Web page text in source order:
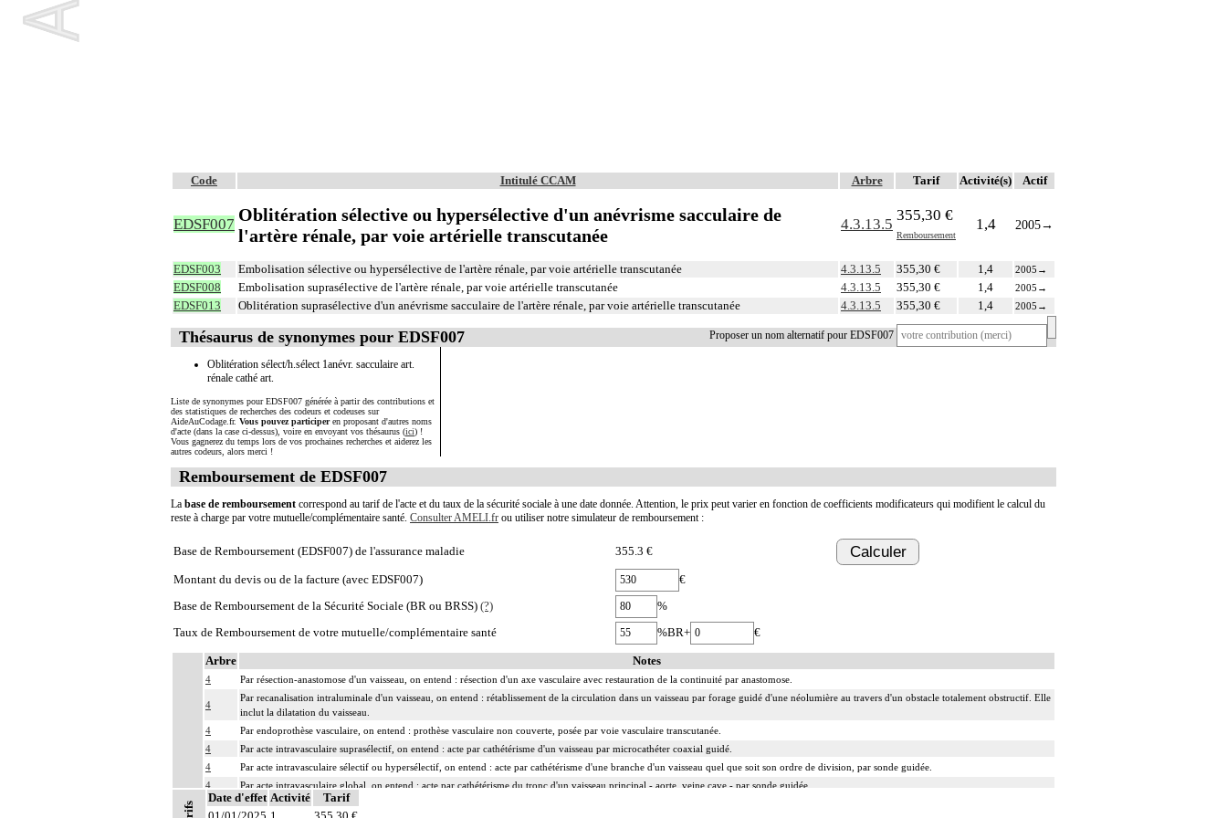
Code Intitulé CCAM Arbre Tarif Activité(s) Actif
EDSF007 Oblitération sélective ou hypersélective d'un anévrisme sacculaire de
l'artère rénale, par voie artérielle transcutanée
4.3.13.5
355,30 €
Remboursement
1,4 2005→
EDSF003 Embolisation sélective ou hypersélective de l'artère rénale, par voie artérielle transcutanée 4.3.13.5 355,30 € 1,4 2005 →
EDSF008 Embolisation suprasélective de l'artère rénale, par voie artérielle transcutanée 4.3.13.5 355,30 € 1,4 2005 →
EDSF013 Oblitération suprasélective d'un anévrisme sacculaire de l'artère rénale, par voie artérielle transcutanée 4.3.13.5 355,30 € 1,4 2005 →
Proposer un nom alternatif pour EDSF007
Thésaurus de synonymes pour EDSF007
Oblitération sélect/h.sélect 1anévr. sacculaire art.
rénale cathé art.
Liste de synonymes pour EDSF007 générée à partir des contributions et
des statistiques de recherches des codeurs et codeuses sur
AideAuCodage.fr. Vous pouvez participeren proposant d'autres noms
d'acte (dans la case ci-dessus), voire en envoyant vos thésaurus (ici) !
Vous gagnerez du temps lors de vos prochaines recherches et aiderez les
autres codeurs, alors merci !
Remboursement de EDSF007
La base de remboursement correspond au tarif de l'acte et du taux de la sécurité sociale à une date donnée. Attention, le prix peut varier en fonction de coefficients modificateurs qui modifient le calcul du
reste à charge par votre mutuelle/complémentaire santé. Consulter AMELI.fr ou utiliser notre simulateur de remboursement :
Base de Remboursement (EDSF007) de l'assurance maladie 355.3 € Calculer
Montant du devis ou de la facture (avec EDSF007)
€
Base de Remboursement de la Sécurité Sociale (BR ou BRSS) (?)
%
Taux de Remboursement de votre mutuelle/complémentaire santé
%BR+ €
Arbre Notes
4 Par résection-anastomose d'un vaisseau, on entend : résection d'un axe vasculaire avec restauration de la continuité par anastomose.
4
Par recanalisation intraluminale d'un vaisseau, on entend : rétablissement de la circulation dans un vaisseau par forage guidé d'une néolumière au travers d'un obstacle totalement obstructif. Elle
inclut la dilatation du vaisseau.
4
Par endoprothèse vasculaire, on entend : prothèse vasculaire non couverte, posée par voie vasculaire transcutanée.
4
Par acte intravasculaire suprasélectif, on entend : acte par cathétérisme d'un vaisseau par microcathéter coaxial guidé.
4
Par acte intravasculaire sélectif ou hypersélectif, on entend : acte par cathétérisme d'une branche d'un vaisseau quel que soit son ordre de division, par sonde guidée.
4
Par acte intravasculaire global, on entend : acte par cathétérisme du tronc d'un vaisseau principal - aorte, veine cave - par sonde guidée.
4
Par acte, par injection intravasculaire transcutanée, on entend : acte par injection transcutanée directe dans un vaisseau, sans cathétérisme guidé.
Date d'effet Activité
Tarif